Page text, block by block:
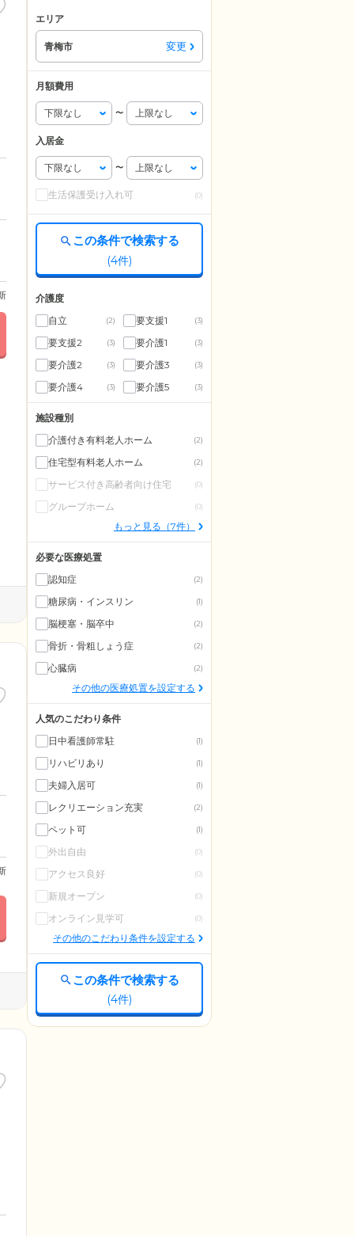
エリア
青梅市 変更
月額費用
〜
入居金
〜
生活保護受け入れ可 (0)
この条件で検索する
(4件)
介護度
自立
(2) 要支援1 (3)
要支援2 (3) 要介護1 (3)
要介護2 (3) 要介護3 (3)
要介護4 (3) 要介護5 (3)
施設種別
介護付き有料老人ホーム
(2)
住宅型有料老人ホーム (2)
サービス付き高齢者向け住宅 (0)
グループホーム (0)
もっと見る（7件）
必要な医療処置
認知症
(2)
糖尿病・インスリン (1)
脳梗塞・脳卒中 (2)
骨折・骨粗しょう症 (2)
心臓病 (2)
その他の医療処置を設定する
人気のこだわり条件
日中看護師常駐
(1)
リハビリあり (1)
夫婦入居可 (1)
レクリエーション充実 (2)
ペット可 (1)
外出自由 (0)
アクセス良好 (0)
新規オープン (0)
オンライン見学可 (0)
その他のこだわり条件を設定する
この条件で検索する
(4件)